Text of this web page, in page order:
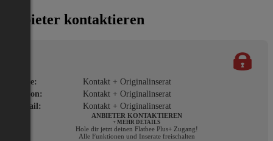
Anbieter kontaktieren
Name:
Kontakt + Originalinserat
Telefon:
Kontakt + Originalinserat
E-Mail:
Kontakt + Originalinserat
ANBIETER KONTAKTIEREN
+ MEHR DETAILS
Hole dir jetzt deinen Flatbee Plus+ Zugang!
Alle Funktionen und Inserate freischalten